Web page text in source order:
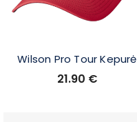
Wilson Pro Tour Kepurė
21.90 €